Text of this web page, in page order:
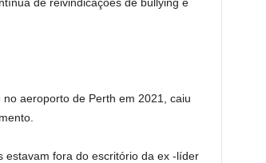
aeroporto de Perth em 2021, caiu
estavam fora do escritório da ex -líder